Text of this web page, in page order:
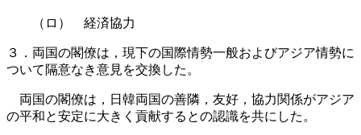
（ロ） 経済協力
３．両国の閣僚は，現下の国際情勢一般およびアジア情勢に
ついて隔意なき意見を交換した。
両国の閣僚は，日韓両国の善隣，友好，協力関係がアジア
の平和と安定に大きく貢献するとの認識を共にした。